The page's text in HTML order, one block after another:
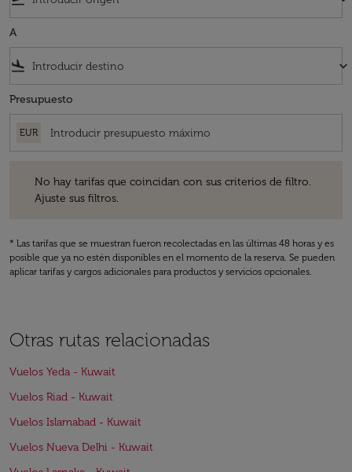
A
flight_land keyboard_arrow_down
Presupuesto
EUR
No hay tarifas que coincidan con sus criterios de filtro.
Ajuste sus filtros.
* Las tarifas que se muestran fueron recolectadas en las últimas 48 horas y es
posible que ya no estén disponibles en el momento de la reserva. Se pueden
aplicar tarifas y cargos adicionales para productos y servicios opcionales.
Otras rutas relacionadas
Vuelos Yeda - Kuwait
Vuelos Riad - Kuwait
Vuelos Islamabad - Kuwait
Vuelos Nueva Delhi - Kuwait